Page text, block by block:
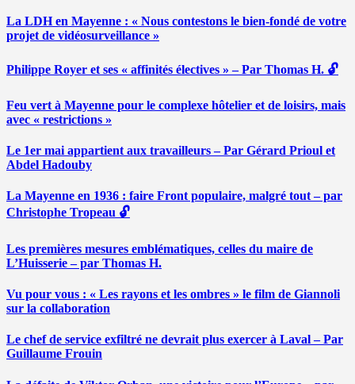
La LDH en Mayenne : « Nous contestons le bien-fondé de votre
projet de vidéosurveillance »
Philippe Royer et ses « affinités électives » – Par Thomas H. 🔓
Feu vert à Mayenne pour le complexe hôtelier et de loisirs, mais
avec « restrictions »
Le 1er mai appartient aux travailleurs – Par Gérard Prioul et
Abdel Hadouby
La Mayenne en 1936 : faire Front populaire, malgré tout – par
Christophe Tropeau 🔓
Les premières mesures emblématiques, celles du maire de
L’Huisserie – par Thomas H.
Vu pour vous : « Les rayons et les ombres » le film de Giannoli
sur la collaboration
Le chef de service exfiltré ne devrait plus exercer à Laval – Par
Guillaume Frouin